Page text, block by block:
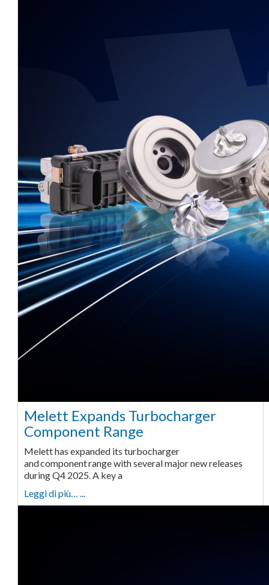
Melett Expands Turbocharger
Component Range
Melett has expanded its turbocharger
and component range with several major new releases
during Q4 2025. A key a
Leggi di più… ...